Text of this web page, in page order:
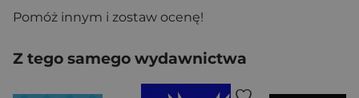
Pomóż innym i zostaw ocenę!
Z tego samego wydawnictwa